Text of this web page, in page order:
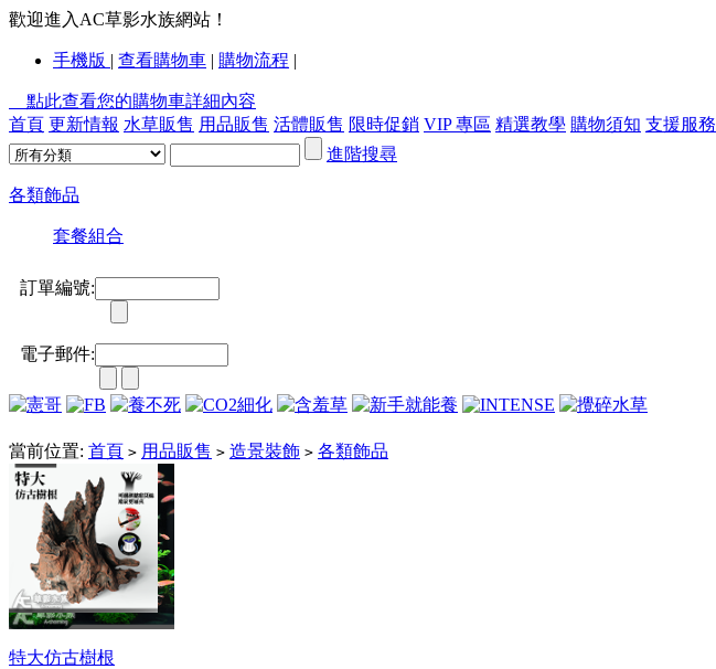
歡迎進入AC草影水族網站！
手機版 | 查看購物車 | 購物流程 |
點此查看您的購物車詳細內容
首頁 更新情報 水草販售 用品販售 活體販售 限時促銷 VIP 專區 精選教學 購物須知 支援服務
進階搜尋
各類飾品
套餐組合
訂單編號:
電子郵件:
當前位置: 首頁 > 用品販售 > 造景裝飾 > 各類飾品
宮崎駿的幻想世界
特大仿古樹根